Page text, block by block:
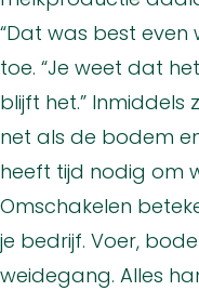
“Dat was best even
toe. “Je weet dat
blijft het.”
net als de bodem
heeft tijd nodig om
Omschakelen
je bedrijf. Voer,
weidegang. Alles